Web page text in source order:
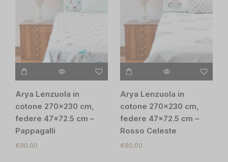
Arya Lenzuola in
cotone 270×230 cm,
federe 47×72.5 cm –
Pappagalli
€90.00
Arya Lenzuola in
cotone 270×230 cm,
federe 47×72.5 cm –
Rosso Celeste
€90.00